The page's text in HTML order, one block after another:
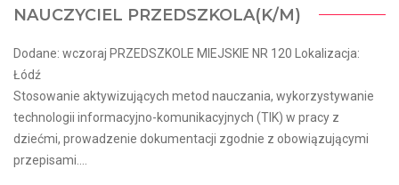
NAUCZYCIEL PRZEDSZKOLA(K/M)
Dodane: wczoraj PRZEDSZKOLE MIEJSKIE NR 120 Lokalizacja:
Łódź
Stosowanie aktywizujących metod nauczania, wykorzystywanie
technologii informacyjno-komunikacyjnych (TIK) w pracy z
dziećmi, prowadzenie dokumentacji zgodnie z obowiązującymi
przepisami....